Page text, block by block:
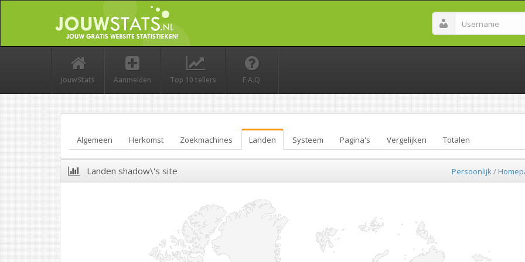
JouwStats Aanmelden Top 10 tellers F.A.Q.
Algemeen Herkomst Zoekmachines Landen Systeem Pagina's Vergelijken Totalen
Landen shadow\'s site Persoonlijk /